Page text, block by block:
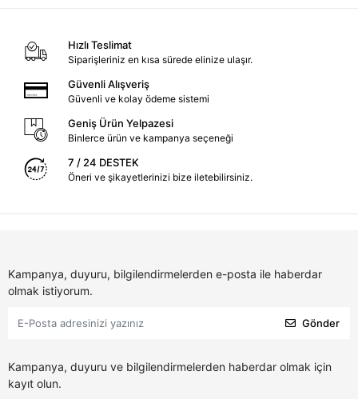
Hızlı Teslimat
Siparişleriniz en kısa sürede elinize ulaşır.
Güvenli Alışveriş
Güvenli ve kolay ödeme sistemi
Geniş Ürün Yelpazesi
Binlerce ürün ve kampanya seçeneği
7 / 24 DESTEK
Öneri ve şikayetlerinizi bize iletebilirsiniz.
Kampanya, duyuru, bilgilendirmelerden e-posta ile haberdar
olmak istiyorum.
Gönder
Kampanya, duyuru ve bilgilendirmelerden haberdar olmak için
kayıt olun.